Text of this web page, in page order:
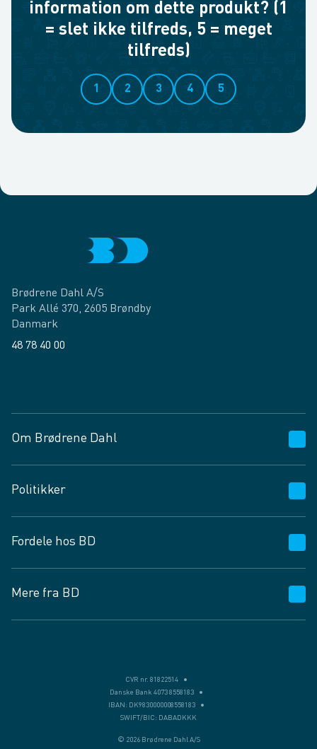
information om dette produkt? (1
= slet ikke tilfreds, 5 = meget
tilfreds)
1 2 3 4 5
Brødrene Dahl A/S
Park Allé 370, 2605 Brøndby
Danmark
48 78 40 00
Om Brødrene Dahl
Vagttelefon 30 10 89 89
Spørgsmål og svar
Job og karriere
Fødevarekontrolrapport
Politikker
Privatlivspolitik
Cookies
Vilkår og betingelser
Fordele hos BD
BD app
BD.dk services
Mere fra BD
CVR nr. 81822514
Danske Bank 4073 8558183
IBAN: DK9830000008558183
SWIFT/BIC: DABADKKK
© 2026 Brødrene Dahl A/S